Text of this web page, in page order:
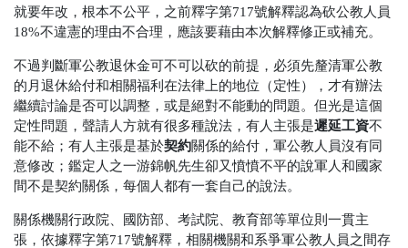
就要年改，根本不公平，之前釋字第717號解釋認為砍公教人員
18%不違憲的理由不合理，應該要藉由本次解釋修正或補充。
不過判斷軍公教退休金可不可以砍的前提，必須先釐清軍公教
的月退休給付和相關福利在法律上的地位（定性），才有辦法
繼續討論是否可以調整，或是絕對不能動的問題。但光是這個
定性問題，聲請人方就有很多種說法，有人主張是遲延工資不
能不給；有人主張是基於契約關係的給付，軍公教人員沒有同
意修改；鑑定人之一游錦帆先生卻又憤憤不平的說軍人和國家
間不是契約關係，每個人都有一套自己的說法。
關係機關行政院、國防部、考試院、教育部等單位則一貫主
張，依據釋字第717號解釋，相關機關和系爭軍公教人員之間存